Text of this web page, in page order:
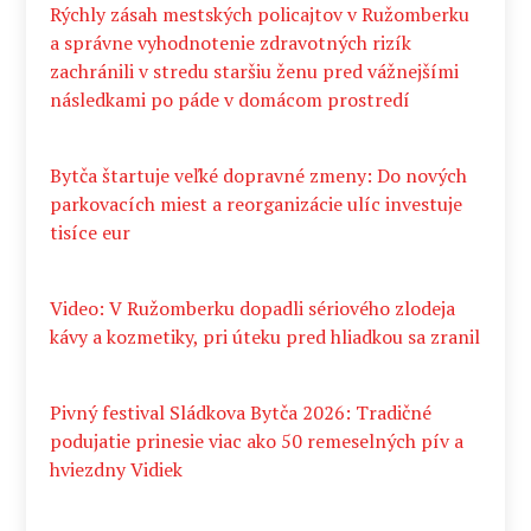
Rýchly zásah mestských policajtov v Ružomberku
a správne vyhodnotenie zdravotných rizík
zachránili v stredu staršiu ženu pred vážnejšími
následkami po páde v domácom prostredí
Bytča štartuje veľké dopravné zmeny: Do nových
parkovacích miest a reorganizácie ulíc investuje
tisíce eur
Video: V Ružomberku dopadli sériového zlodeja
kávy a kozmetiky, pri úteku pred hliadkou sa zranil
Pivný festival Sládkova Bytča 2026: Tradičné
podujatie prinesie viac ako 50 remeselných pív a
hviezdny Vidiek